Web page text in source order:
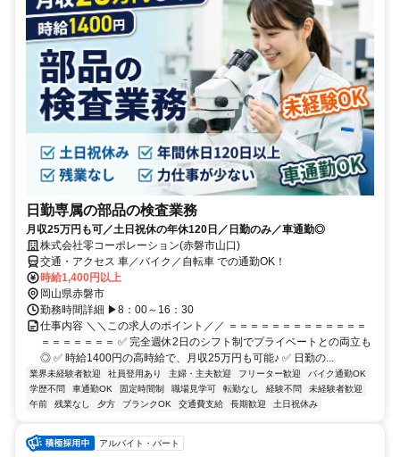
日勤専属の部品の検査業務
月収25万円も可／土日祝休の年休120日／日勤のみ／車通勤◎
株式会社零コーポレーション(赤磐市山口)
交通・アクセス 車／バイク／自転車 での通勤OK！
時給1,400円以上
岡山県赤磐市
勤務時間詳細 ▶8：00～16：30
仕事内容 ＼＼この求人のポイント／／ ＝＝＝＝＝＝＝＝＝＝＝＝＝
＝＝＝＝＝＝＝ ✅ 完全週休2日のシフト制でプライベートとの両立も
◎ ✅ 時給1400円の高時給で、月収25万円も可能♪ ✅ 日勤の...
業界未経験者歓迎 社員登用あり 主婦・主夫歓迎 フリーター歓迎
バイク通勤OK
学歴不問
車通勤OK 固定時間制 職場見学可 転勤なし 経験不問
未経験者歓迎
午前
残業なし 夕方 ブランクOK 交通費支給 長期歓迎 土日祝休み
アルバイト・パート